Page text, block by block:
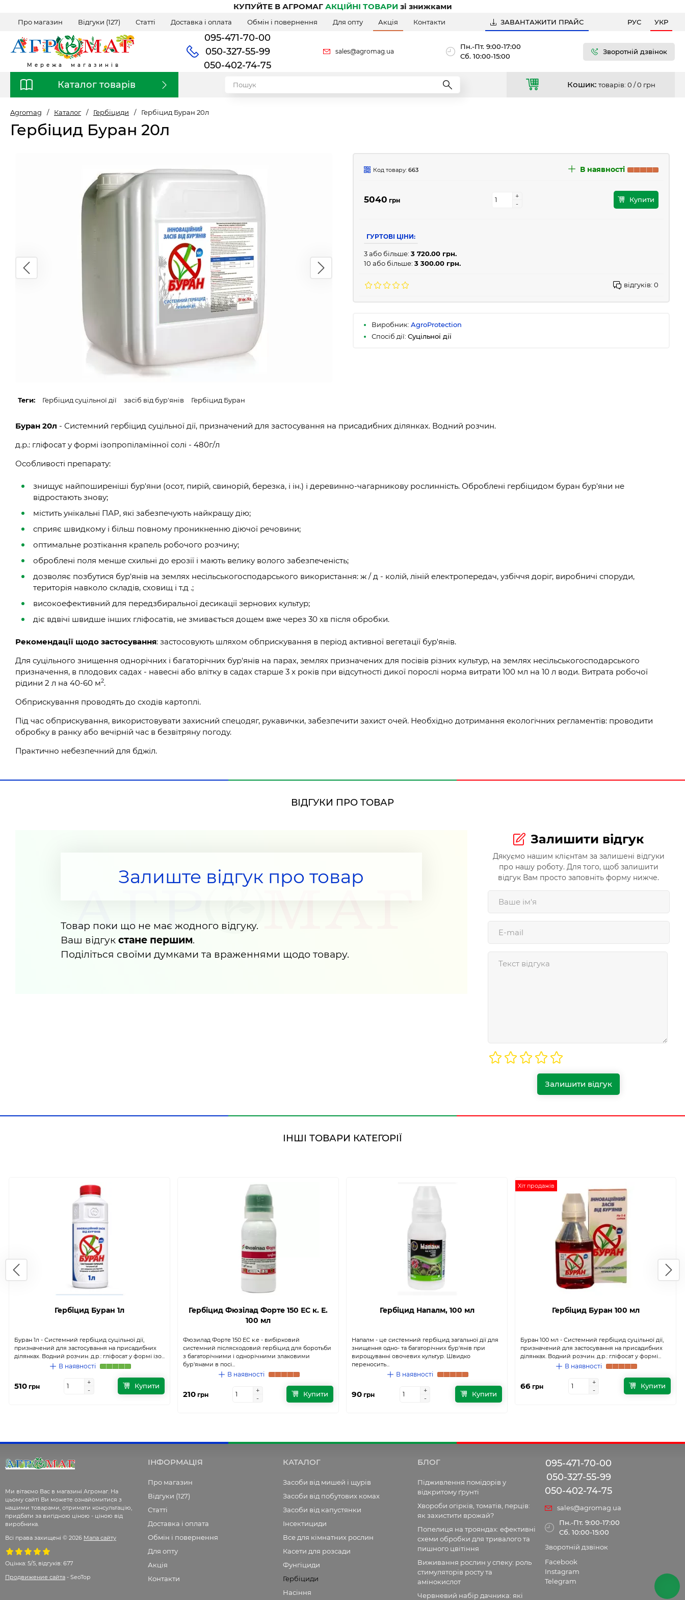
КУПУЙТЕ В АГРОМАГАКЦІЙНІ ТОВАРИ зі знижками
Про магазин Відгуки (127) Статті Доставка і оплата Обмін і повернення Для опту Акція Контакти ЗАВАНТАЖИТИ ПРАЙС РУС УКР
Мережа магазинів
095-471-70-00
050-327-55-99
050-402-74-75
sales@agromag.ua
Пн.-Пт. 9:00-17:00
Сб. 10:00-15:00
Зворотній дзвінок
Каталог товарів Кошик: товарів: 0 /0 грн
Agromag / Каталог / Гербіциди / Гербіцид Буран 20л
Гербіцид Буран 20л
Теги: Гербіцид суцільної дії засіб від бур'янів Гербіцид Буран
Код товару: 663 В наявності
5040 грн
+
-
+
-
Купити
ГУРТОВІ ЦІНИ:
3 або більше: 3 720.00 грн.
10 або більше: 3 300.00 грн.
відгуків: 0
Виробник: AgroProtection
Спосіб дії: Суцільної дії
Буран 20л - Системний гербіцид суцільної дії, призначений для застосування на присадибних ділянках. Водний розчин.
д.р.: гліфосат у формі ізопропіламінної солі - 480г/л
Особливості препарату:
знищує найпоширеніші бур'яни (осот, пирій, свинорій, березка, і ін.) і деревинно-чагарникову рослинність. Оброблені гербіцидом буран бур'яни не
відростають знову;
містить унікальні ПАР, які забезпечують найкращу дію;
сприяє швидкому і більш повному проникненню діючої речовини;
оптимальне розтікання крапель робочого розчину;
оброблені поля менше схильні до ерозії і мають велику волого забезпеченість;
дозволяє позбутися бур'янів на землях несільськогосподарського використання: ж / д - колій, ліній електропередач, узбіччя доріг, виробничі споруди,
територія навколо складів, сховищ і т.д .;
високоефективний для передзбиральної десикації зернових культур;
діє вдвічі швидше інших гліфосатів, не змивається дощем вже через 30 хв після обробки.
Рекомендації щодо застосування: застосовують шляхом обприскування в період активної вегетації бур'янів.
Для суцільного знищення однорічних і багаторічних бур'янів на парах, землях призначених для посівів різних культур, на землях несільськогосподарського
призначення, в плодових садах - навесні або влітку в садах старше 3 х років при відсутності дикої порослі норма витрати 100 мл на 10 л води. Витрата робочої
рідини 2 л на 40-60 м2.
Обприскування проводять до сходів картоплі.
Під час обприскування, використовувати захисний спецодяг, рукавички, забезпечити захист очей. Необхідно дотримання екологічних регламентів: проводити
обробку в ранку або вечірній час в безвітряну погоду.
Практично небезпечний для бджіл.
ВІДГУКИ ПРО ТОВАР
Залиште відгук про товар
Товар поки що не має жодного відгуку.
Ваш відгук стане першим.
Поділіться своїми думками та враженнями щодо товару.
Залишити відгук
Дякуємо нашим клієнтам за залишені відгуки
про нашу роботу. Для того, щоб залишити
відгук Вам просто заповніть форму нижче.
Залишити відгук
ІНШІ ТОВАРИ КАТЕГОРІЇ
Гербіцид Буран 1л
Буран 1л - Системний гербіцид суцільної дії,
призначений для застосування на присадибних
ділянках. Водний розчин. д.р.: гліфосат у формі ізо...
В наявності
510 грн
+
-
+
-
Купити
Гербіцид Фюзілад Форте 150 ЕС к. Е.
100 мл
Фюзилад Форте 150 ЕС к.е - вибірковий
системний післясходовий гербіцид для боротьби
з багаторічними і однорічними злаковими
бур'янами в посі...
В наявності
210 грн
+
-
+
-
Купити
Гербіцид Напалм, 100 мл
Напалм - це системний гербіцид загальної дії для
знищення одно- та багаторічних бур'янів при
вирощуванні овочевих культур. Швидко
переносить...
В наявності
90 грн
+
-
+
-
Купити
Хіт продажів
Гербіцид Буран 100 мл
Буран 100 мл - Системний гербіцид суцільної дії,
призначений для застосування на присадибних
ділянках. Водний розчин. д.р.: гліфосат у формі...
В наявності
66 грн
+
-
+
-
Купити
Ми вітаємо Вас в магазині Агромаг. На
цьому сайті Ви можете ознайомитися з
нашими товарами, отримати консультацію,
придбати за вигідною ціною - ціною від
виробника.
Всі права захищені © 2026 Мапа сайту
Оцінка: 5/5, відгуків: 677
Продвижение сайта - SeoTop
ІНФОРМАЦІЯ
Про магазин
Відгуки (127)
Статті
Доставка і оплата
Обмін і повернення
Для опту
Акція
Контакти
КАТАЛОГ
Засоби від мишей і щурів
Засоби від побутових комах
Засоби від капустянки
Інсектициди
Все для кімнатних рослин
Касети для розсади
Фунгіциди
Гербіциди
Насіння
БЛОГ
Підживлення помідорів у
відкритому ґрунті
Хвороби огірків, томатів, перців:
як захистити врожай?
Попелиця на трояндах: ефективні
схеми обробки для тривалого та
пишного цвітіння
Виживання рослин у спеку: роль
стимуляторів росту та
амінокислот
Червневий набір дачника: які
095-471-70-00
050-327-55-99
050-402-74-75
sales@agromag.ua
Пн.-Пт. 9:00-17:00
Сб. 10:00-15:00
Зворотній дзвінок
Facebook
Instagram
Telegram